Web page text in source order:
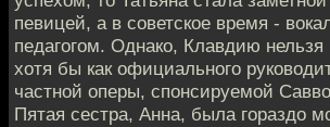
певицей, а в советское время -
педагогом. Однако, Клавдию нельзя
хотя бы как официального
частной оперы, спонсируемой
Пятая сестра, Анна, была гораздо